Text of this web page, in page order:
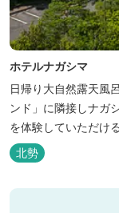
ホテルナガシマ
日帰り大自然露天風
ンド」に隣接しナガ
を体験していただけ
北勢